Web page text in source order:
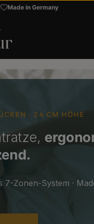
Made in Germany
· 24 CM HÖHE
Zonen-System ·